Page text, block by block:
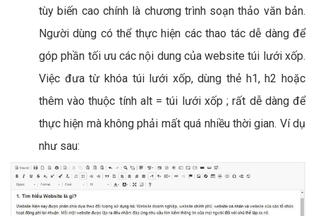
tùy biến cao chính là chương trình soạn thảo văn bản.
Người dùng có thể thực hiện các thao tác dễ dàng để
góp phần tối ưu các nội dung của website túi lưới xốp.
Việc đưa từ khóa túi lưới xốp, dùng thẻ h1, h2 hoặc
thêm vào thuộc tính alt = túi lưới xốp ; rất dễ dàng để
thực hiện mà không phải mất quá nhiều thời gian. Ví dụ
như sau: